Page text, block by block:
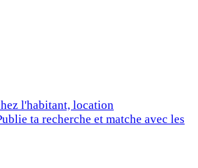
l'habitant, location
ta recherche et matche avec les